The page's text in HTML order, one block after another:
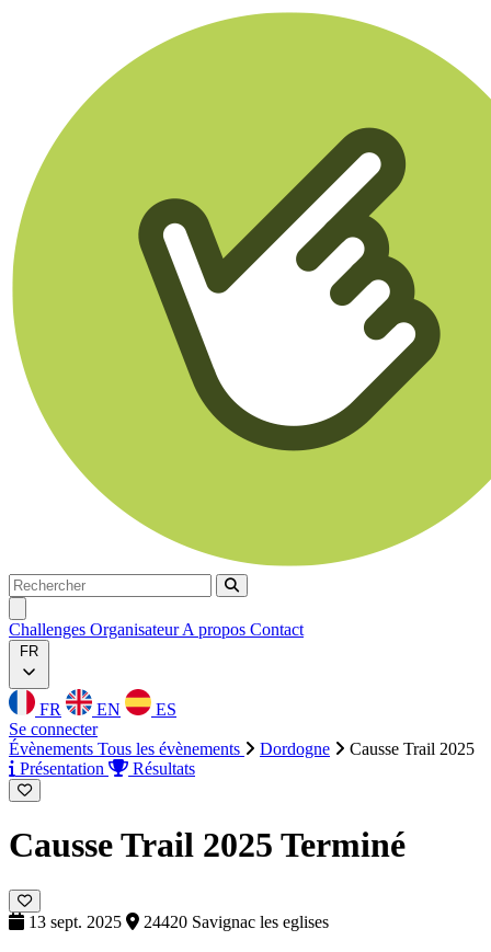
Rechercher
Rechercher
Challenges OrganisateurA propos Contact
FR
FR EN
ES
Se connecter
Évènements Tous les évènements Dordogne
Causse Trail 2025
Présentation
Résultats
Causse Trail 2025 Terminé
13 sept. 2025 24420 Savignac les eglises